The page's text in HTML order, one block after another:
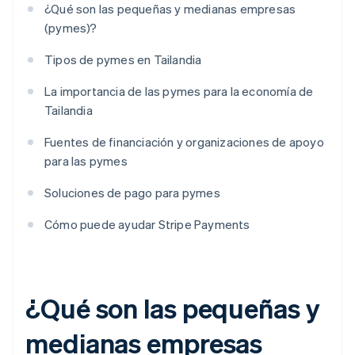
¿Qué son las pequeñas y medianas empresas
(pymes)?
Tipos de pymes en Tailandia
La importancia de las pymes para la economía de
Tailandia
Fuentes de financiación y organizaciones de apoyo
para las pymes
Soluciones de pago para pymes
Cómo puede ayudar Stripe Payments
¿Qué son las pequeñas y
medianas empresas